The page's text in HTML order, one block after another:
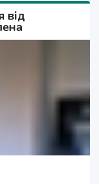
від
1 218 000 грн.
60 000 $
28 000 $
3 000 грн.
6 000 грн.
800 грн.
1 218 000 грн.
60 000 $